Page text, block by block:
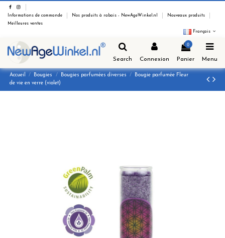
Informations de commande Nos produits à rabais - NewAgeWinkel.nl
Nouveaux produits
Meilleures ventes
Français
Search Connexion
0
Panier Menu
Accueil Bougies Bougies parfumées diverses
Bougie parfumée Fleur
de vie en verre (violet)